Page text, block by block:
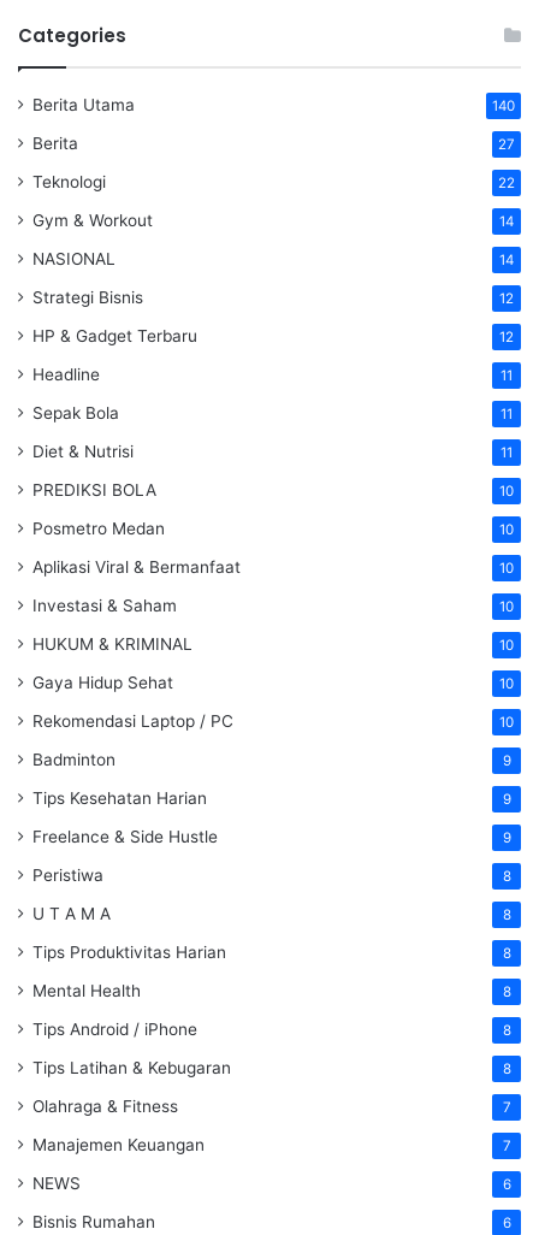
Categories
Berita Utama 140
Berita 27
Teknologi 22
Gym & Workout 14
NASIONAL 14
Strategi Bisnis 12
HP & Gadget Terbaru 12
Headline 11
Sepak Bola 11
Diet & Nutrisi 11
PREDIKSI BOLA 10
Posmetro Medan 10
Aplikasi Viral & Bermanfaat 10
Investasi & Saham 10
HUKUM & KRIMINAL 10
Gaya Hidup Sehat 10
Rekomendasi Laptop / PC 10
Badminton 9
Tips Kesehatan Harian 9
Freelance & Side Hustle 9
Peristiwa 8
U T A M A 8
Tips Produktivitas Harian 8
Mental Health 8
Tips Android / iPhone 8
Tips Latihan & Kebugaran 8
Olahraga & Fitness 7
Manajemen Keuangan 7
NEWS 6
Bisnis Rumahan 6